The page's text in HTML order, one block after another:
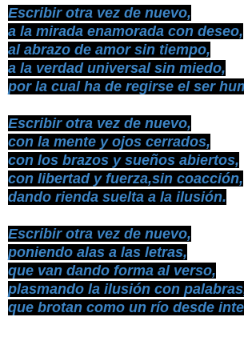
Escribir otra vez de nuevo,
a la mirada enamorada con deseo,
al abrazo de amor sin tiempo,
a la verdad universal sin miedo,
por la cual ha de regirse el ser
Escribir otra vez de nuevo,
con la mente y ojos cerrados,
con los brazos y sueños abiertos,
con libertad y fuerza,sin coacción,
dando rienda suelta a la ilusión.
Escribir otra vez de nuevo,
poniendo alas a las letras,
que van dando forma al verso,
plasmando la ilusión con
que brotan como un río desde